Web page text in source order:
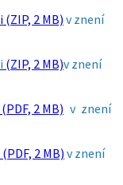
i (ZIP, 2 MB) v znení
i (ZIP, 2 MB)v znení
(PDF, 2 MB) v znení
(PDF, 2 MB) v znení